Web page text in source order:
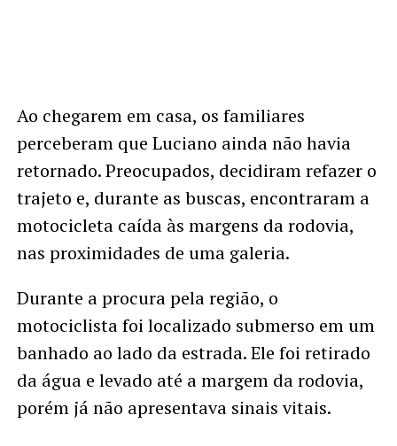
Ao chegarem em casa, os familiares
perceberam que Luciano ainda não havia
retornado. Preocupados, decidiram refazer o
trajeto e, durante as buscas, encontraram a
motocicleta caída às margens da rodovia,
nas proximidades de uma galeria.
Durante a procura pela região, o
motociclista foi localizado submerso em um
banhado ao lado da estrada. Ele foi retirado
da água e levado até a margem da rodovia,
porém já não apresentava sinais vitais.